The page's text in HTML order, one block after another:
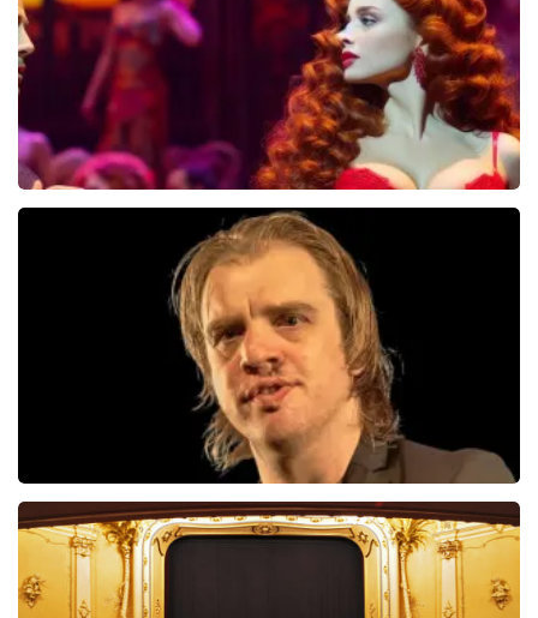
BEKIJKEN
Pretty Woman
44reviews
BEKIJKEN
Jan Jaap Van Der Wal
BEKIJKEN